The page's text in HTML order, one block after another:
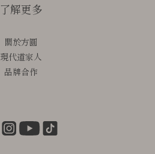
了解更多
關於方圓
現代道家人
品牌合作